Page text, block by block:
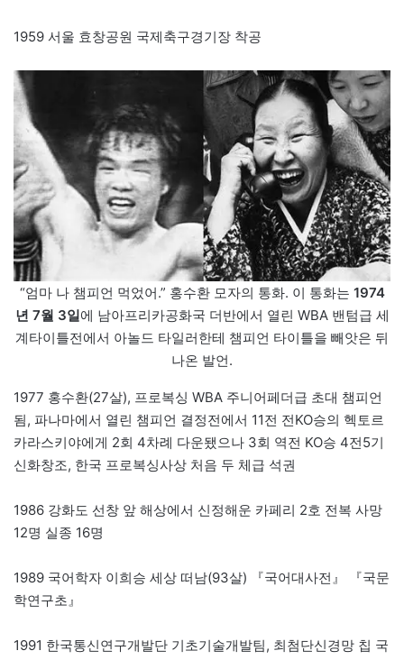
1959 서울 효창공원 국제축구경기장 착공
“엄마 나 챔피언 먹었어.” 홍수환 모자의 통화. 이 통화는 1974
년 7월 3일에 남아프리카공화국 더반에서 열린 WBA 밴텀급 세
계타이틀전에서 아놀드 타일러한테 챔피언 타이틀을 빼앗은 뒤
나온 발언.
1977 홍수환(27살), 프로복싱 WBA 주니어페더급 초대 챔피언
됨, 파나마에서 열린 챔피언 결정전에서 11전 전KO승의 헥토르
카라스키야에게 2회 4차례 다운됐으나 3회 역전 KO승 4전5기
신화창조, 한국 프로복싱사상 처음 두 체급 석권
1986 강화도 선창 앞 해상에서 신정해운 카페리 2호 전복 사망
12명 실종 16명
1989 국어학자 이희승 세상 떠남(93살) 『국어대사전』 『국문
학연구초』
1991 한국통신연구개발단 기초기술개발팀, 최첨단신경망 칩 국